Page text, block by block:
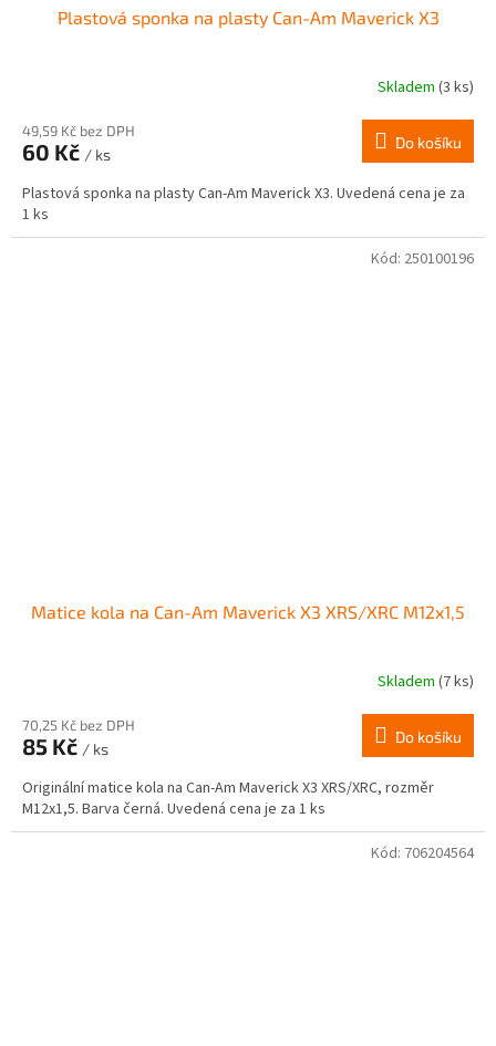
Plastová sponka na plasty Can-Am Maverick X3
Skladem (3 ks)
49,59 Kč bez DPH
60 Kč / ks
Do košíku
Plastová sponka na plasty Can-Am Maverick X3. Uvedená cena je za
1 ks
Matice kola na Can-Am Maverick X3 XRS/XRC M12x1,5
Skladem (7 ks)
70,25 Kč bez DPH
85 Kč / ks
Do košíku
Originální matice kola na Can-Am Maverick X3 XRS/XRC, rozměr
M12x1,5. Barva černá. Uvedená cena je za 1 ks
Kód: 250100196
Kód: 706204564